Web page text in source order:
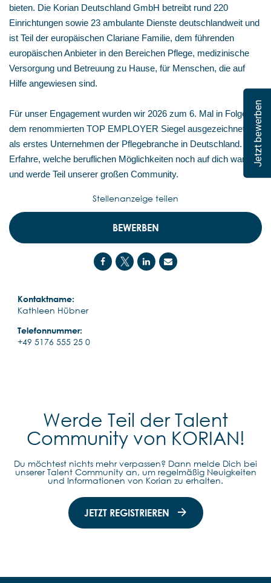
Jetzt bewerben
bieten. Die Korian Deutschland GmbH betreibt rund 220
Einrichtungen sowie 23 ambulante Dienste deutschlandweit und
ist Teil der europäischen Clariane Familie, dem führenden
europäischen Anbieter in den Bereichen Pflege, medizinische
Versorgung und Betreuung zu Hause, für Menschen, die auf
Hilfe angewiesen sind.
Für unser Engagement wurden wir 2026 zum 6. Mal in Folge mit
dem renommierten TOP EMPLOYER Siegel ausgezeichnet –
als erstes Unternehmen der Pflegebranche in Deutschland.
Erfahre, welche beruflichen Möglichkeiten noch auf dich warten,
und werde Teil unserer großen Community.
BEWERBEN
Kontaktname:
Kathleen Hübner
Telefonnummer:
+49 5176 555 25 0
Stellenanzeige teilen
Werde Teil der Talent
Community von KORIAN!
Du möchtest nichts mehr verpassen? Dann melde Dich bei
unserer Talent Community an, um regelmäßig Neuigkeiten
und Informationen von Korian zu erhalten.
JETZT REGISTRIEREN